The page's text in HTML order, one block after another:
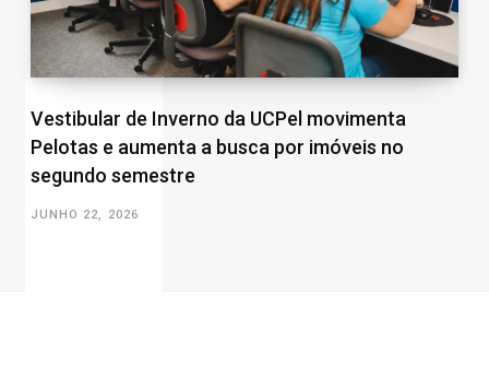
Vestibular de Inverno da UCPel movimenta
Pelotas e aumenta a busca por imóveis no
segundo semestre
JUNHO 22, 2026